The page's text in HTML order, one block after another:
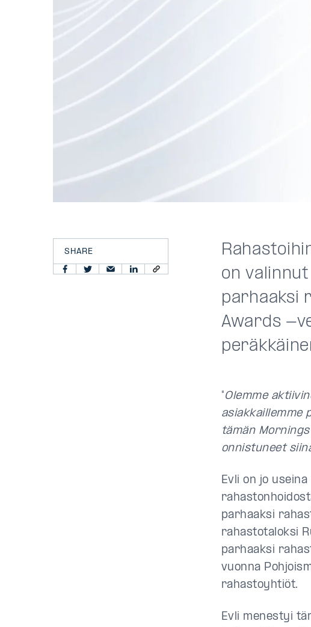
SHARE
on
parhaaksi
Awards -
"Olemme
asiakkaillemme
tämän
onnistuneet
Evli on jo
parhaaksi
rahastotaloksi
parhaaksi
vuonna
rahastoyhtiöt.
Evli menestyi